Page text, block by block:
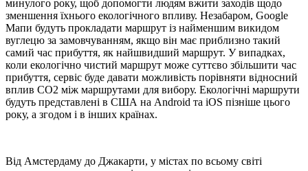
минулого року, щоб допомогти людям вжити заходів щодо
зменшення їхнього екологічного впливу. Незабаром, Google
Мапи будуть прокладати маршрут із найменшим викидом
вуглецю за замовчуванням, якщо він має приблизно такий
самий час прибуття, як найшвидший маршрут. У випадках,
коли екологічно чистий маршрут може суттєво збільшити час
прибуття, сервіс буде давати можливість порівняти відносний
вплив CO2 між маршрутами для вибору. Екологічні маршрути
будуть представлені в США на Android та iOS пізніше цього
року, а згодом і в інших країнах.
Від Амстердаму до Джакарти, у містах по всьому світі